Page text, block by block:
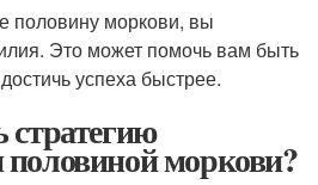
половину моркови, вы
Это может помочь вам быть
успеха быстрее.
моркови?